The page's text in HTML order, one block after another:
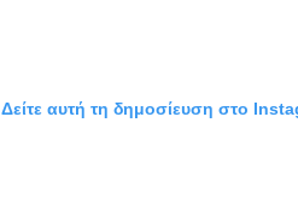
Δείτε αυτή τη δημοσίευση στο